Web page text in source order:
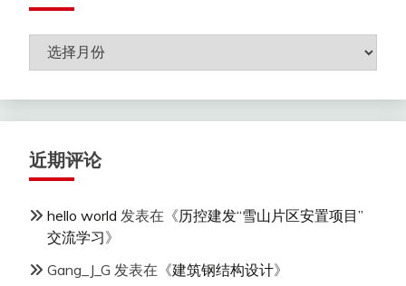
近期评论
hello world 发表在《历控建发“雪山片区安置项目”
交流学习》
Gang_J_G 发表在《建筑钢结构设计》